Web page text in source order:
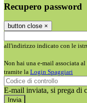
Recupero password
button close ×
all'indirizzo indicato con le
Non hai una e-mail associata
tramite la Login Spaggiari
E-mail inviata, si prega di